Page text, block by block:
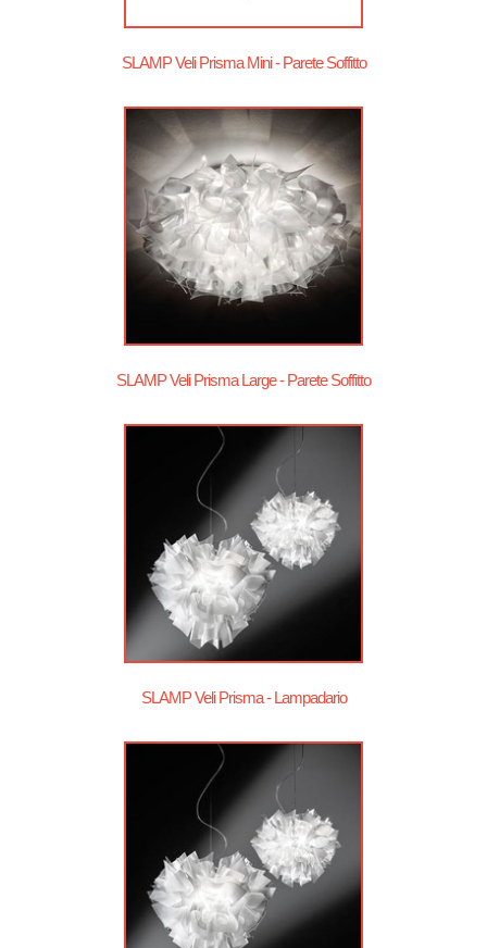
SLAMP Veli Prisma Mini - Parete Soffitto
SLAMP Veli Prisma Large - Parete Soffitto
SLAMP Veli Prisma - Lampadario